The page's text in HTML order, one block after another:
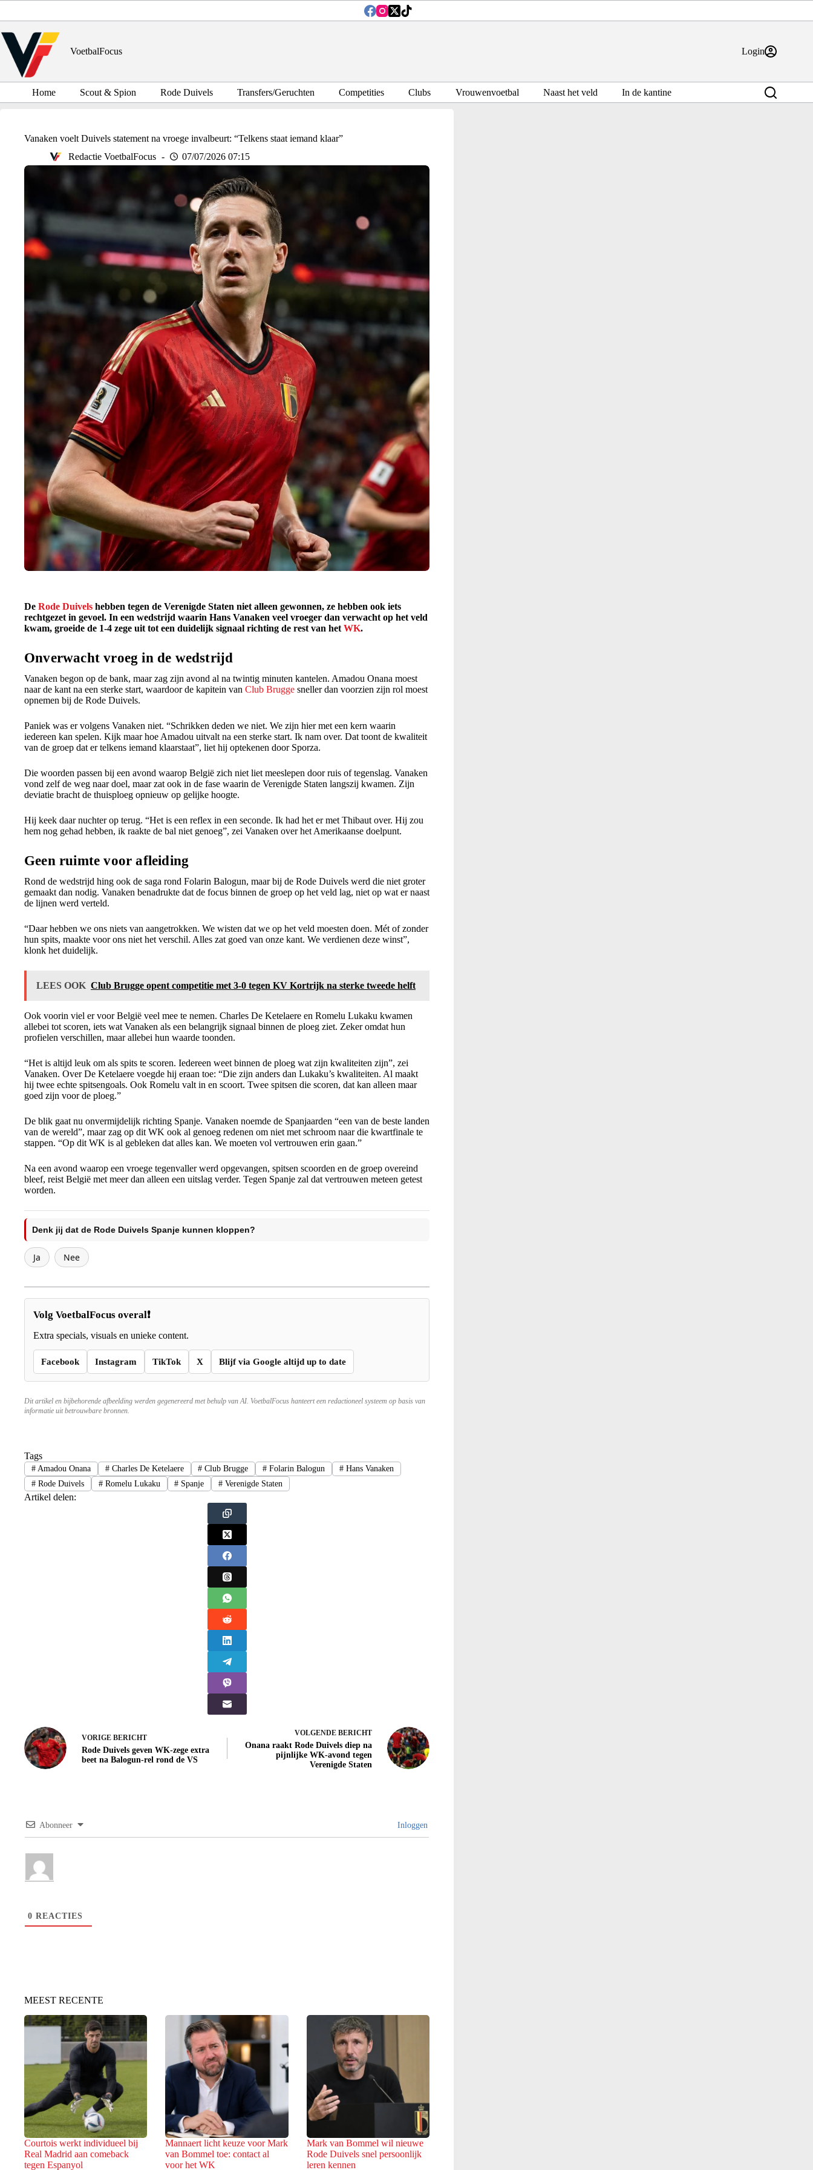
inhoud
VoetbalFocus
Login
Home Scout & Spion Rode Duivels Transfers/Geruchten Competities Clubs Vrouwenvoetbal Naast het veld In de kantine
Vanaken voelt Duivels statement na vroege invalbeurt: “Telkens staat iemand klaar”
Redactie VoetbalFocus
07/07/2026 07:15
De Rode Duivels hebben tegen de Verenigde Staten niet alleen gewonnen, ze hebben ook iets
rechtgezet in gevoel. In een wedstrijd waarin Hans Vanaken veel vroeger dan verwacht op het veld
kwam, groeide de 1-4 zege uit tot een duidelijk signaal richting de rest van het WK.
Onverwacht vroeg in de wedstrijd
Vanaken begon op de bank, maar zag zijn avond al na twintig minuten kantelen. Amadou Onana moest
naar de kant na een sterke start, waardoor de kapitein van Club Brugge sneller dan voorzien zijn rol moest
opnemen bij de Rode Duivels.
Paniek was er volgens Vanaken niet. “Schrikken deden we niet. We zijn hier met een kern waarin
iedereen kan spelen. Kijk maar hoe Amadou uitvalt na een sterke start. Ik nam over. Dat toont de kwaliteit
van de groep dat er telkens iemand klaarstaat”, liet hij optekenen door Sporza.
Die woorden passen bij een avond waarop België zich niet liet meeslepen door ruis of tegenslag. Vanaken
vond zelf de weg naar doel, maar zat ook in de fase waarin de Verenigde Staten langszij kwamen. Zijn
deviatie bracht de thuisploeg opnieuw op gelijke hoogte.
Hij keek daar nuchter op terug. “Het is een reflex in een seconde. Ik had het er met Thibaut over. Hij zou
hem nog gehad hebben, ik raakte de bal niet genoeg”, zei Vanaken over het Amerikaanse doelpunt.
Geen ruimte voor afleiding
Rond de wedstrijd hing ook de saga rond Folarin Balogun, maar bij de Rode Duivels werd die niet groter
gemaakt dan nodig. Vanaken benadrukte dat de focus binnen de groep op het veld lag, niet op wat er naast
de lijnen werd verteld.
“Daar hebben we ons niets van aangetrokken. We wisten dat we op het veld moesten doen. Mét of zonder
hun spits, maakte voor ons niet het verschil. Alles zat goed van onze kant. We verdienen deze winst”,
klonk het duidelijk.
LEES OOK Club Brugge opent competitie met 3-0 tegen KV Kortrijk na sterke tweede helft
Ook voorin viel er voor België veel mee te nemen. Charles De Ketelaere en Romelu Lukaku kwamen
allebei tot scoren, iets wat Vanaken als een belangrijk signaal binnen de ploeg ziet. Zeker omdat hun
profielen verschillen, maar allebei hun waarde toonden.
“Het is altijd leuk om als spits te scoren. Iedereen weet binnen de ploeg wat zijn kwaliteiten zijn”, zei
Vanaken. Over De Ketelaere voegde hij eraan toe: “Die zijn anders dan Lukaku’s kwaliteiten. Al maakt
hij twee echte spitsengoals. Ook Romelu valt in en scoort. Twee spitsen die scoren, dat kan alleen maar
goed zijn voor de ploeg.”
De blik gaat nu onvermijdelijk richting Spanje. Vanaken noemde de Spanjaarden “een van de beste landen
van de wereld”, maar zag op dit WK ook al genoeg redenen om niet met schroom naar die kwartfinale te
stappen. “Op dit WK is al gebleken dat alles kan. We moeten vol vertrouwen erin gaan.”
Na een avond waarop een vroege tegenvaller werd opgevangen, spitsen scoorden en de groep overeind
bleef, reist België met meer dan alleen een uitslag verder. Tegen Spanje zal dat vertrouwen meteen getest
worden.
Denk jij dat de Rode Duivels Spanje kunnen kloppen?
Ja Nee
Volg VoetbalFocus overal❗
Extra specials, visuals en unieke content.
Facebook Instagram TikTok X Blijf via Google altijd up to date
Dit artikel en bijbehorende afbeelding werden gegenereerd met behulp van AI. VoetbalFocus hanteert een redactioneel systeem op basis van
informatie uit betrouwbare bronnen.
Tags
#Amadou Onana #Charles De Ketelaere # Club Brugge # Folarin Balogun # Hans Vanaken
#Rode Duivels #Romelu Lukaku # Spanje # Verenigde Staten
Artikel delen:
VORIGE BERICHT
Rode Duivels geven WK-zege extra
beet na Balogun-rel rond de VS
VOLGENDE BERICHT
Onana raakt Rode Duivels diep na
pijnlijke WK-avond tegen
Verenigde Staten
Abonneer Inloggen
0 REACTIES
MEEST RECENTE
Courtois werkt individueel bij
Real Madrid aan comeback
tegen Espanyol
Mannaert licht keuze voor Mark
van Bommel toe: contact al
voor het WK
Mark van Bommel wil nieuwe
Rode Duivels snel persoonlijk
leren kennen